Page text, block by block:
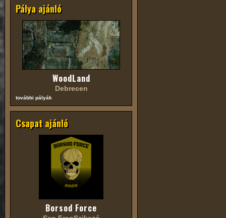
Pálya ajánló
WoodLand
Debrecen
további pályák
Csapat ajánló
Borsod Force